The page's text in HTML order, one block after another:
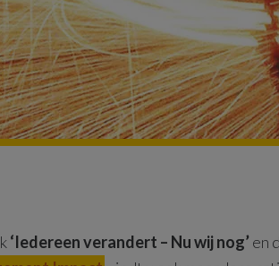
‘Iedereen verandert – Nu wij nog’en